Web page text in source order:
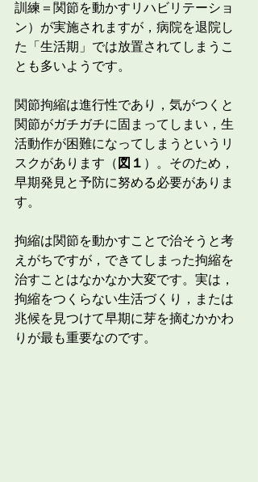
訓練＝関節を動かすリハビリテーショ
ン）が実施されますが，病院を退院し
た「生活期」では放置されてしまうこ
とも多いようです。
関節拘縮は進行性であり，気がつくと
関節がガチガチに固まってしまい，生
活動作が困難になってしまうというリ
スクがあります（ 図１ ）。そのため，
早期発見と予防に努める必要がありま
す。
拘縮は関節を動かすことで治そうと考
えがちですが，できてしまった拘縮を
治すことはなかなか大変です。実は，
拘縮をつくらない生活づくり，または
兆候を見つけて早期に芽を摘むかかわ
りが最も重要なのです。